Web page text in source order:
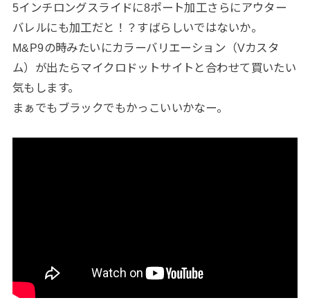
5インチロングスライドに8ポート加工さらにアウター
バレルにも加工だと！？すばらしいではないか。
M&P9の時みたいにカラーバリエーション（Vカスタ
ム）が出たらマイクロドットサイトと合わせて買いたい
気もします。
まぁでもブラックでもかっこいいかなー。